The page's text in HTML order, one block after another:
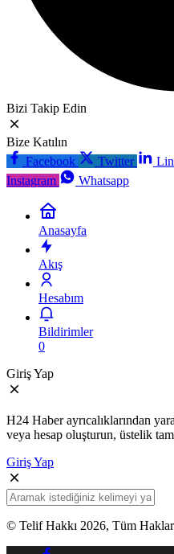
Bizi Takip Edin
Bize Katılın
Facebook
Twitter
Instagram
Whatsapp
Anasayfa
Akış
Hesabım
Bildirimler
0
Giriş Yap
H24 Haber ayrıcalıklarından
veya hesap oluşturun, üstelik
Giriş Yap
© Telif Hakkı 2026, Tüm